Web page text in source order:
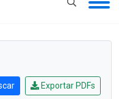
Exportar PDFs